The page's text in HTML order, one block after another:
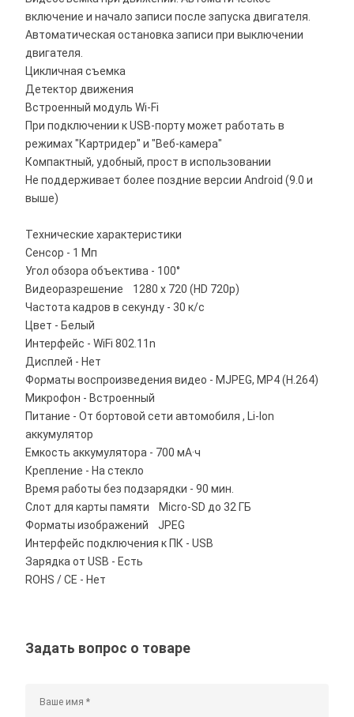
включение и начало записи после запуска двигателя.
Автоматическая остановка записи при выключении
двигателя.
Цикличная съемка
Детектор движения
Встроенный модуль Wi-Fi
При подключении к USB-порту может работать в
режимах "Картридер" и "Веб-камера"
Компактный, удобный, прост в использовании
Не поддерживает более поздние версии Android (9.0 и
выше)
Технические характеристики
Сенсор - 1 Мп
Угол обзора объектива - 100°
Видеоразрешение 1280 x 720 (HD 720p)
Частота кадров в секунду - 30 к/с
Цвет - Белый
Интерфейс - WiFi 802.11n
Дисплей - Нет
Форматы воспроизведения видео - MJPEG, MP4 (H.264)
Микрофон - Встроенный
Питание - От бортовой сети автомобиля , Li-Ion
аккумулятор
Емкость аккумулятора - 700 мА·ч
Крепление - На стекло
Время работы без подзарядки - 90 мин.
Слот для карты памяти Micro-SD до 32 ГБ
Форматы изображений JPEG
Интерфейс подключения к ПК - USB
Зарядка от USB - Есть
ROHS / CE - Нет
Задать вопрос о товаре